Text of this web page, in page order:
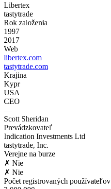
Libertex
tastytrade
Rok založenia
1997
2017
Web
libertex.com
tastytrade.com
Krajina
Kypr
USA
CEO
—
Scott Sheridan
Prevádzkovateľ
Indication Investments Ltd
tastytrade, Inc.
Verejne na burze
✗ Nie
✗ Nie
Počet registrovaných používateľov